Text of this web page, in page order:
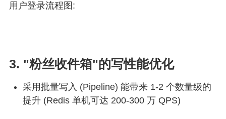
用户登录流程图:
3. "粉丝收件箱"的写性能优化
采用批量写入 (Pipeline) 能带来 1-2 个数量级的
提升 (Redis 单机可达 200-300 万 QPS)